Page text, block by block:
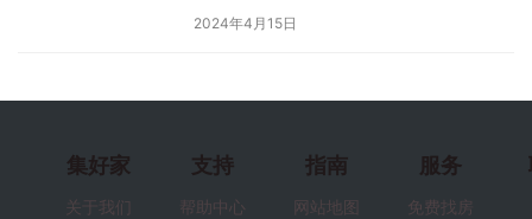
2024年4月15日
集好家
关于我们
支持
帮助中心
指南
网站地图
服务
免费找房